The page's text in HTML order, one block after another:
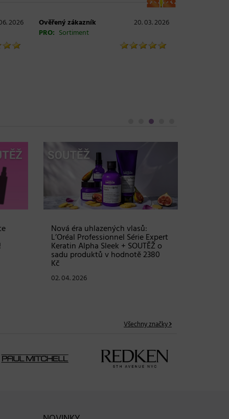
2026 Ověřený zákazník
20. 03. 2026
PRO: Sortiment
Nová éra uhlazených vlasů:
L’Oréal Professionnel Série Expert
Keratin Alpha Sleek + SOUTĚŽ o
sadu produktů v hodnotě 2380
Kč
02. 04. 2026
Všechny značky